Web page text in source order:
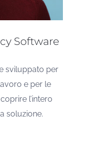
Software
sviluppato per
e per le
l’intero
soluzione.